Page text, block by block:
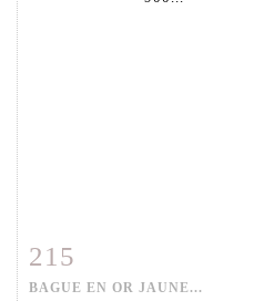
Fiche détaillée
215
BAGUE EN OR JAUNE...